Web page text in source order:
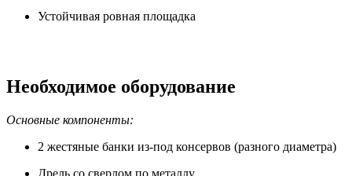
Устойчивая ровная площадка
Необходимое оборудование
Основные компоненты:
2 жестяные банки из-под консервов (разного диаметра)
Дрель со сверлом по металлу